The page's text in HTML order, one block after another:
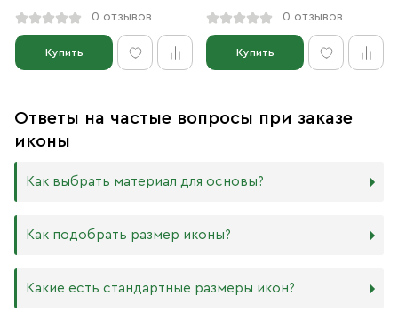
0 отзывов
Купить
0 отзывов
Купить
Ответы на частые вопросы при заказе
иконы
Как выбрать материал для основы?
Мы изготавливаем иконы на трёх разных видах досок:
МДФ. Ламинированная древесно-стружечная плита —
Как подобрать размер иконы?
Никаких строгих правил по тому, какого размера
Какие есть стандартные размеры икон?